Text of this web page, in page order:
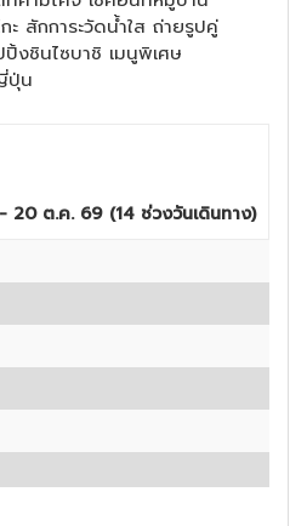
ะ สักการะวัดน้ำใส ถ่ายรูปคู่
งชินไซบาชิ เมนูพิเศษ
ปุ่น
20 ต.ค. 69 (14 ช่วงวันเดินทาง)